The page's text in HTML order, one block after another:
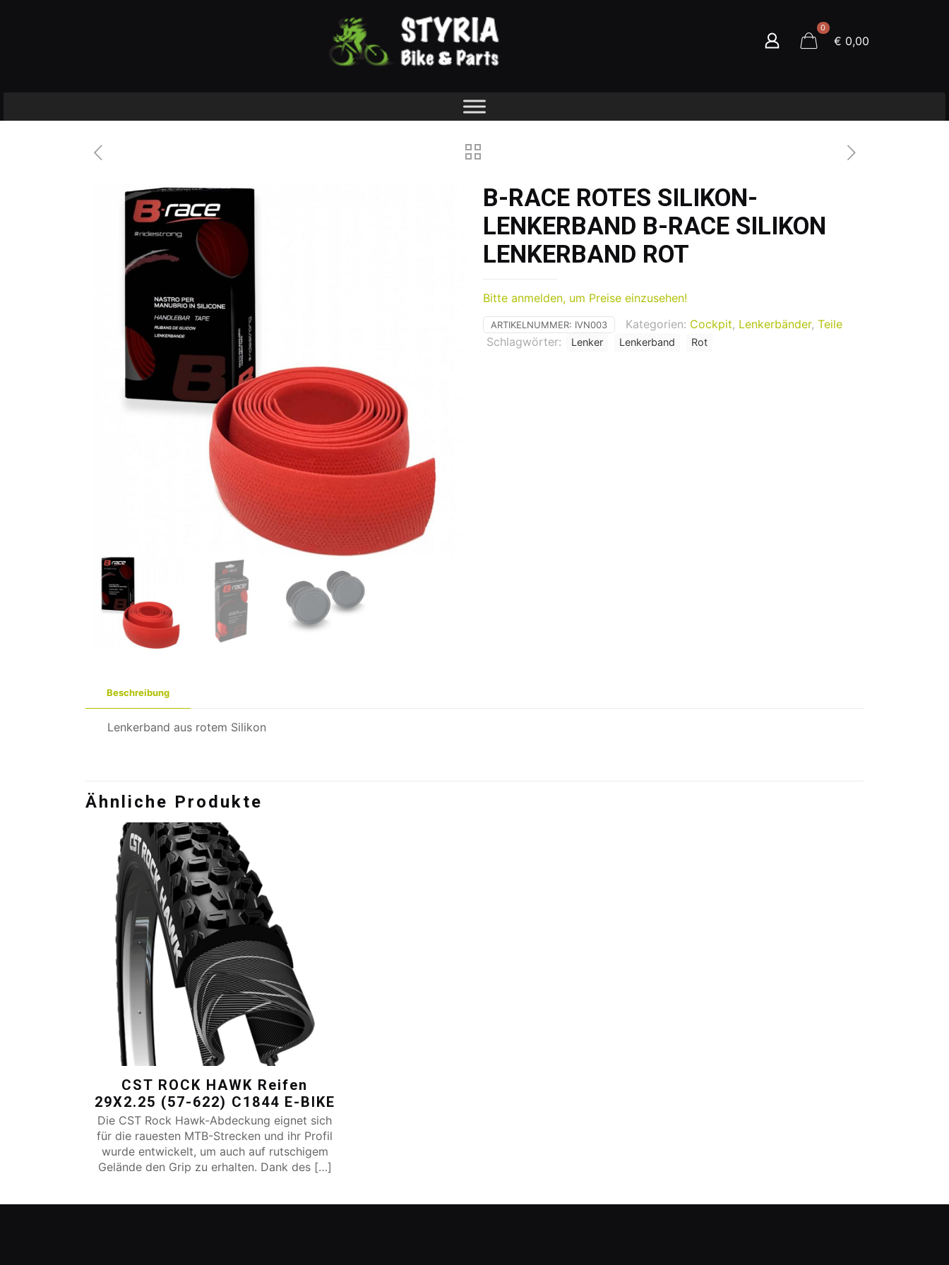
0
€ 0,00
B-RACE ROTES SILIKON-
LENKERBAND B-RACE SILIKON
LENKERBAND ROT
Bitte anmelden, um Preise einzusehen!
ARTIKELNUMMER: IVN003 Kategorien: Cockpit, Lenkerbänder, Teile
Schlagwörter:
Lenker Lenkerband Rot
Beschreibung
Lenkerband aus rotem Silikon
Ähnliche Produkte
CST ROCK HAWK Reifen
29X2.25 (57-622) C1844 E-BIKE
Die CST Rock Hawk-Abdeckung eignet sich
für die rauesten MTB-Strecken und ihr Profil
wurde entwickelt, um auch auf rutschigem
Gelände den Grip zu erhalten. Dank des[…]